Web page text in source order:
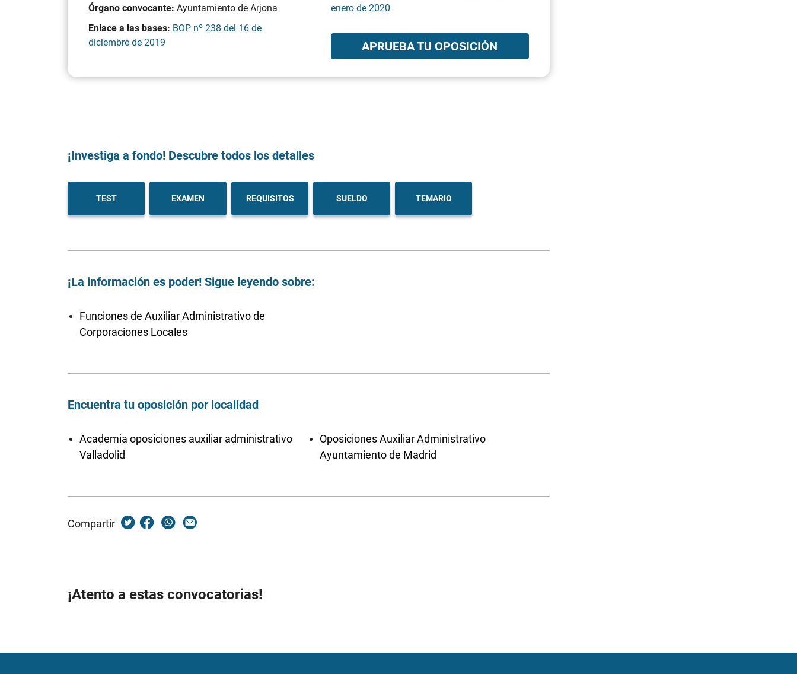
Órgano convocante: Ayuntamiento de Arjona
Enlace a las bases: BOP nº 238 del 16 de
diciembre de 2019
enero de 2020
APRUEBA TU OPOSICIÓN
¡Investiga a fondo! Descubre todos los detalles
TEST EXAMEN REQUISITOS SUELDO TEMARIO
¡La información es poder! Sigue leyendo sobre:
Funciones de Auxiliar Administrativo de
Corporaciones Locales
Encuentra tu oposición por localidad
Academia oposiciones auxiliar administrativo
Valladolid
Oposiciones Auxiliar Administrativo
Ayuntamiento de Madrid
Compartir
¡Atento a estas convocatorias!